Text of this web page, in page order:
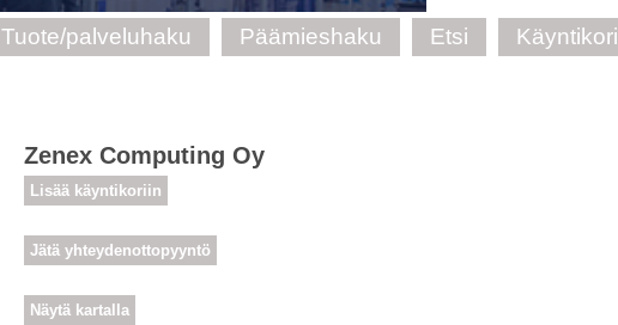
Tuote/palveluhaku Päämieshaku Etsi
Käyntikori
Zenex Computing Oy
Lisää käyntikoriin
Jätä yhteydenottopyyntö
Näytä kartalla